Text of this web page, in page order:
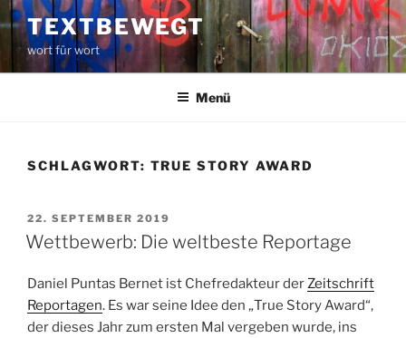
Zum
Inhalt
springen
TEXTBEWEGT
wort für wort
Menü
SCHLAGWORT: TRUE STORY AWARD
VERÖFFENTLICHT
AM
22. SEPTEMBER 2019
Wettbewerb: Die weltbeste Reportage
Daniel Puntas Bernet ist Chefredakteur derZeitschrift
Reportagen. Es war seine Idee den „True Story Award“,
der dieses Jahr zum ersten Mal vergeben wurde, ins